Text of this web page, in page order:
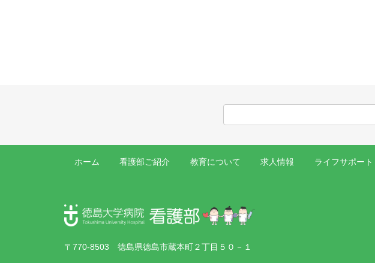
ホーム 看護部ご紹介 教育について 求人情報 ライフサポート
〒770-8503 徳島県徳島市蔵本町２丁目５０－１